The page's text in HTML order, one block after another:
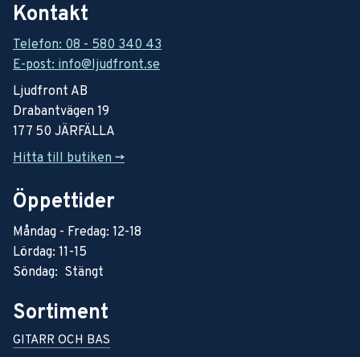
Kontakt
Telefon: 08 - 580 340 43
E-post: info@ljudfront.se
Ljudfront AB
Drabantvägen 19
177 50 JÄRFÄLLA
Hitta till butiken ->
Öppettider
Måndag - Fredag: 12-18
Lördag: 11-15
Söndag: Stängt
Sortiment
GITARR OCH BAS